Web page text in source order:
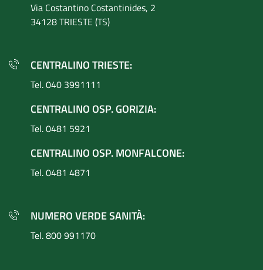
Via Costantino Costantinides, 2
34128 TRIESTE (TS)
CENTRALINO TRIESTE:
Tel. 040 3991111
CENTRALINO OSP. GORIZIA:
Tel. 0481 5921
CENTRALINO OSP. MONFALCONE:
Tel. 0481 4871
NUMERO VERDE SANITÀ:
Tel. 800 991170